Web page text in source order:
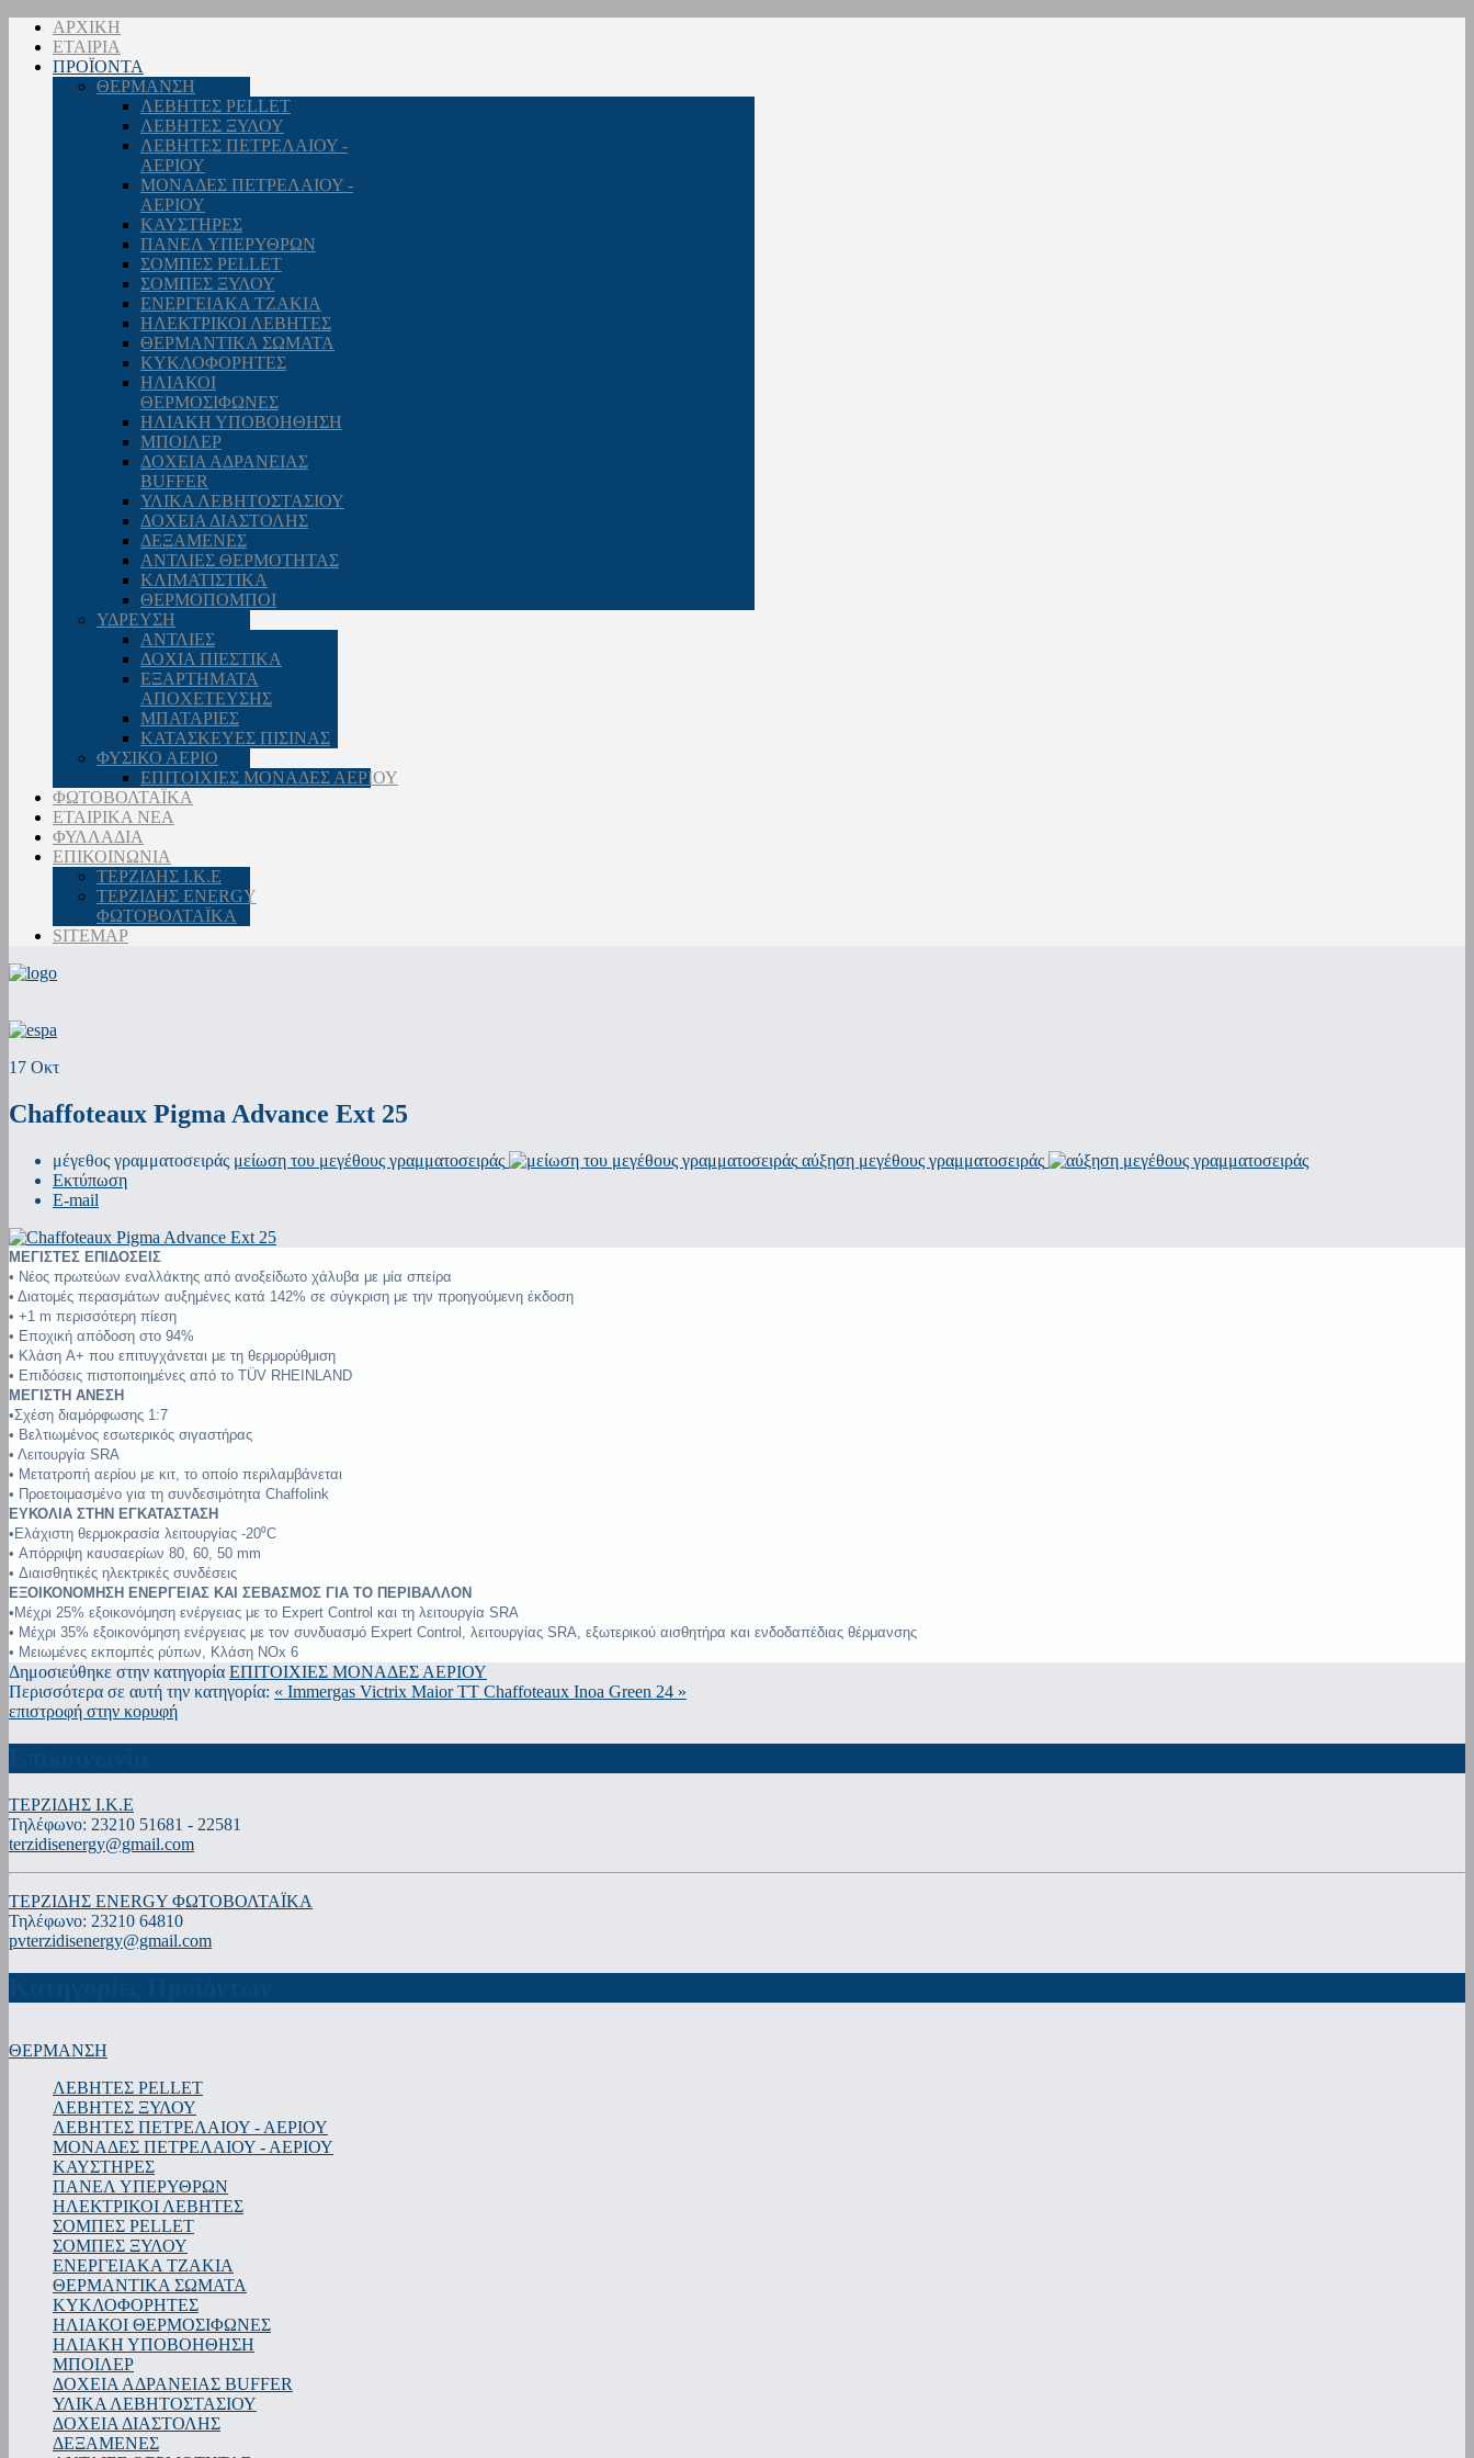
ΑΡΧΙΚΗ
ΕΤΑΙΡΙΑ
ΠΡΟΪΟΝΤΑ
ΘΕΡΜΑΝΣΗ
ΛΕΒΗΤΕΣ PELLET
ΛΕΒΗΤΕΣ ΞΥΛΟΥ
ΛΕΒΗΤΕΣ ΠΕΤΡΕΛΑΙΟΥ -
ΑΕΡΙΟΥ
ΜΟΝΑΔΕΣ ΠΕΤΡΕΛΑΙΟΥ -
ΑΕΡΙΟΥ
ΚΑΥΣΤΗΡΕΣ
ΠΑΝΕΛ ΥΠΕΡΥΘΡΩΝ
ΣΟΜΠΕΣ PELLET
ΣΟΜΠΕΣ ΞΥΛΟΥ
ΕΝΕΡΓΕΙΑΚΑ ΤΖΑΚΙΑ
ΗΛΕΚΤΡΙΚΟΙ ΛΕΒΗΤΕΣ
ΘΕΡΜΑΝΤΙΚΑ ΣΩΜΑΤΑ
ΚΥΚΛΟΦΟΡΗΤΕΣ
ΗΛΙΑΚΟΙ
ΘΕΡΜΟΣΙΦΩΝΕΣ
ΗΛΙΑΚΗ ΥΠΟΒΟΗΘΗΣΗ
ΜΠΟΙΛΕΡ
ΔΟΧΕΙΑ ΑΔΡΑΝΕΙΑΣ
BUFFER
ΥΛΙΚΑ ΛΕΒΗΤΟΣΤΑΣΙΟΥ
ΔΟΧΕΙΑ ΔΙΑΣΤΟΛΗΣ
ΔΕΞΑΜΕΝΕΣ
ΑΝΤΛΙΕΣ ΘΕΡΜΟΤΗΤΑΣ
ΚΛΙΜΑΤΙΣΤΙΚΑ
ΘΕΡΜΟΠΟΜΠΟΙ
ΥΔΡΕΥΣΗ
ΑΝΤΛΙΕΣ
ΔΟΧΙΑ ΠΙΕΣΤΙΚΑ
ΕΞΑΡΤΗΜΑΤΑ
ΑΠΟΧΕΤΕΥΣΗΣ
ΜΠΑΤΑΡΙΕΣ
ΚΑΤΑΣΚΕΥΕΣ ΠΙΣΙΝΑΣ
ΦΥΣΙΚΟ ΑΕΡΙΟ
ΕΠΙΤΟΙΧΙΕΣ ΜΟΝΑΔΕΣ ΑΕΡΙΟΥ
ΦΩΤΟΒΟΛΤΑΪΚΑ
ΕΤΑΙΡΙΚΑ ΝΕΑ
ΦΥΛΛΑΔΙΑ
ΕΠΙΚΟΙΝΩΝΙΑ
ΤΕΡΖΙΔΗΣ Ι.Κ.Ε
ΤΕΡΖΙΔΗΣ ENERGY
ΦΩΤΟΒΟΛΤΑΪΚΑ
SITEMAP
17 Οκτ
Chaffoteaux Pigma Advance Ext 25
μέγεθος γραμματοσειράς μείωση του μεγέθους γραμματοσειράς
αύξηση μεγέθους γραμματοσειράς
Εκτύπωση
E-mail
ΜΕΓΙΣΤΕΣ ΕΠΙΔΟΣΕΙΣ
• Νέος πρωτεύων εναλλάκτης από ανοξείδωτο χάλυβα με μία σπείρα
• Διατομές περασμάτων αυξημένες κατά 142% σε σύγκριση με την προηγούμενη έκδοση
• +1 m περισσότερη πίεση
• Εποχική απόδοση στο 94%
• Κλάση A+ που επιτυγχάνεται με τη θερμορύθμιση
• Επιδόσεις πιστοποιημένες από το TÜV RHEINLAND
ΜΕΓΙΣΤΗ ΑΝΕΣΗ
•Σχέση διαμόρφωσης 1:7
• Βελτιωμένος εσωτερικός σιγαστήρας
• Λειτουργία SRA
• Μετατροπή αερίου με κιτ, το οποίο περιλαμβάνεται
• Προετοιμασμένο για τη συνδεσιμότητα Chaffolink
ΕΥΚΟΛΙΑ ΣΤΗΝ ΕΓΚΑΤΑΣΤΑΣΗ
•Ελάχιστη θερμοκρασία λειτουργίας -20⁰C
• Απόρριψη καυσαερίων 80, 60, 50 mm
• Διαισθητικές ηλεκτρικές συνδέσεις
ΕΞΟΙΚΟΝΟΜΗΣΗ ΕΝΕΡΓΕΙΑΣ ΚΑΙ ΣΕΒΑΣΜΟΣ ΓΙΑ ΤΟ ΠΕΡΙΒΑΛΛΟΝ
•Μέχρι 25% εξοικονόμηση ενέργειας με το Expert Control και τη λειτουργία SRA
• Μέχρι 35% εξοικονόμηση ενέργειας με τον συνδυασμό Expert Control, λειτουργίας SRA, εξωτερικού αισθητήρα και ενδοδαπέδιας θέρμανσης
• Μειωμένες εκπομπές ρύπων, Κλάση NOx 6
Δημοσιεύθηκε στην κατηγορία ΕΠΙΤΟΙΧΙΕΣ ΜΟΝΑΔΕΣ ΑΕΡΙΟΥ
Περισσότερα σε αυτή την κατηγορία: « Immergas Victrix Maior TT Chaffoteaux Inoa Green 24 »
επιστροφή στην κορυφή
ΤΕΡΖΙΔΗΣ Ι.Κ.Ε
Τηλέφωνο: 23210 51681 - 22581
terzidisenergy@gmail.com
ΤΕΡΖΙΔΗΣ ENERGY ΦΩΤΟΒΟΛΤΑΪΚΑ
Τηλέφωνο: 23210 64810
pvterzidisenergy@gmail.com
ΘΕΡΜΑΝΣΗ
ΛΕΒΗΤΕΣ PELLET
ΛΕΒΗΤΕΣ ΞΥΛΟΥ
ΛΕΒΗΤΕΣ ΠΕΤΡΕΛΑΙΟΥ - ΑΕΡΙΟΥ
ΜΟΝΑΔΕΣ ΠΕΤΡΕΛΑΙΟΥ - ΑΕΡΙΟΥ
ΚΑΥΣΤΗΡΕΣ
ΠΑΝΕΛ ΥΠΕΡΥΘΡΩΝ
ΗΛΕΚΤΡΙΚΟΙ ΛΕΒΗΤΕΣ
ΣΟΜΠΕΣ PELLET
ΣΟΜΠΕΣ ΞΥΛΟΥ
ΕΝΕΡΓΕΙΑΚΑ ΤΖΑΚΙΑ
ΘΕΡΜΑΝΤΙΚΑ ΣΩΜΑΤΑ
ΚΥΚΛΟΦΟΡΗΤΕΣ
ΗΛΙΑΚΟΙ ΘΕΡΜΟΣΙΦΩΝΕΣ
ΗΛΙΑΚΗ ΥΠΟΒΟΗΘΗΣΗ
ΜΠΟΙΛΕΡ
ΔΟΧΕΙΑ ΑΔΡΑΝΕΙΑΣ BUFFER
ΥΛΙΚΑ ΛΕΒΗΤΟΣΤΑΣΙΟΥ
ΔΟΧΕΙΑ ΔΙΑΣΤΟΛΗΣ
ΔΕΞΑΜΕΝΕΣ